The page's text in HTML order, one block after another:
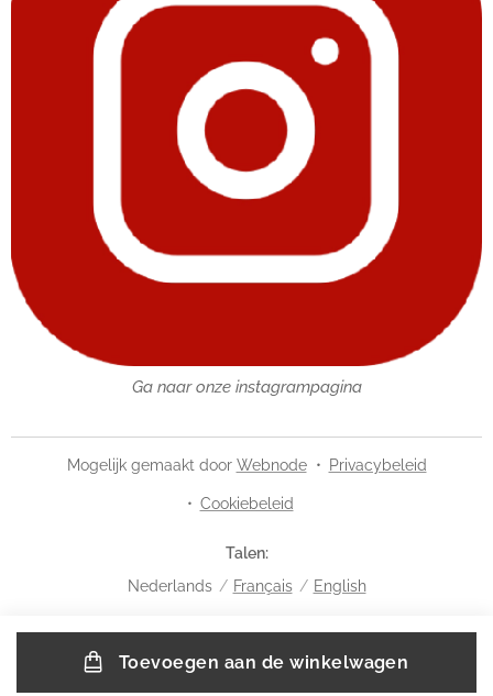
Toevoegen aan de winkelwagen
Ga naar onze instagrampagina
Mogelijk gemaakt door Webnode Privacybeleid
Cookiebeleid
Talen
Nederlands
Français English